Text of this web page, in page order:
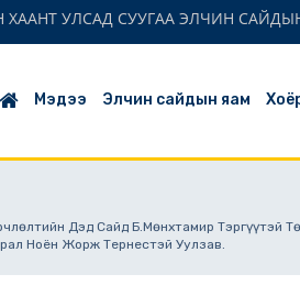
УЛСАД СУУГАА ЭЛЧИН САЙДЫН
Мэдээ Элчин сайдын яам
Дэд Сайд Б.Мөнхтамир
Ноён Жорж Тернестэй Уулзав.